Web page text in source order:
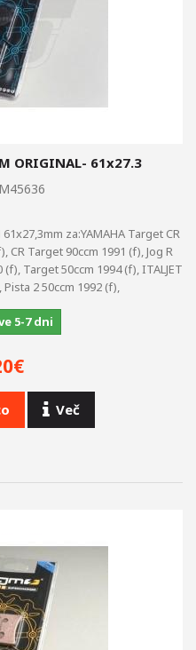
ORIGINAL- 61x27.3
za:YAMAHA Target CR
CR Target 90ccm 1991 (f), Jog R
Target 50ccm 1994 (f), ITALJET
2 50ccm 1992 (f),
5-7 dni
Več